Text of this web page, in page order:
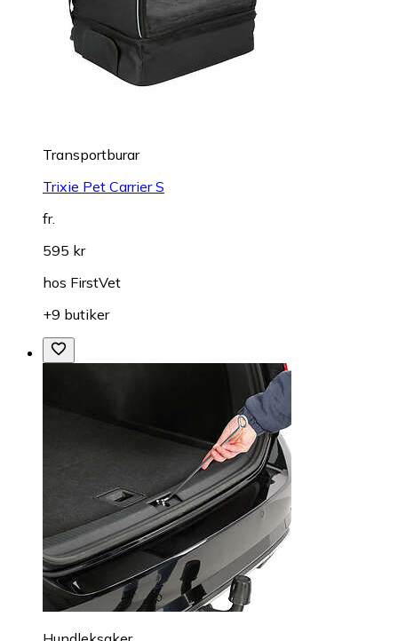
Transportburar
Trixie Pet Carrier S
fr.
595 kr
hos FirstVet
+9 butiker